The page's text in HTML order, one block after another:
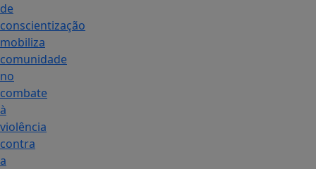
de
conscientização
mobiliza
comunidade
no
combate
à
violência
contra
a